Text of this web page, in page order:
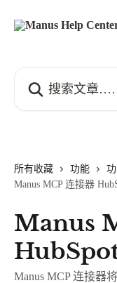
所有收藏 功能
Manus MCP 连接器
Manus
Manus MCP 连接器